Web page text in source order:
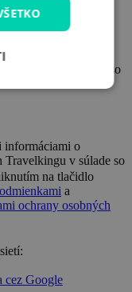
cez Google
súhlasím s
som sa zoznámil/a so
informáciami o
Travelkingu v súlade so
na tlačidlo
a
ochrany osobných
cez Google